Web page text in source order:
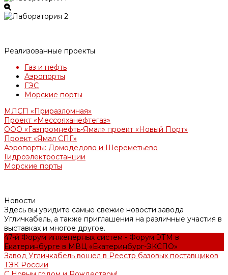
Реализованные проекты
Газ и нефть
Аэропорты
ГЭС
Морские порты
МЛСП «Приразломная»
Проект «Мессояханефтегаз»
ООО «Газпромнефть-Ямал» проект «Новый Порт»
Проект «Ямал СПГ»
Аэропорты: Домодедово и Шереметьево
Гидроэлектростанции
Морские порты
Новости
Здесь вы увидите самые свежие новости завода
Угличкабель, а также приглашения на различные участия в
выставках и многое другое.
47-й Форум инженерных систем - Форум ЭТМ в
Екатеринбурге в МВЦ «Екатеринбург-ЭКСПО»
Завод Угличкабель вошел в Реестр базовых поставщиков
ТЭК России